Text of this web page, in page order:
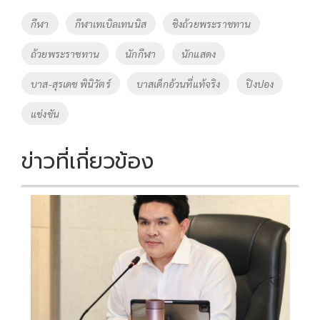
o
k
Li
Tags
กีฬา กีฬาเทเบิลเทนนิส ชิงถ้วยพระราชทาน
ถ้วยพระราชทาน นักกีฬา นักแสดง
บาส-สุรเดช พินิวัตร์ บาสเด็กอ้วนที่แท้จริง ปิงปอง
แข่งขัน
ข่าวที่เกี่ยวข้อง